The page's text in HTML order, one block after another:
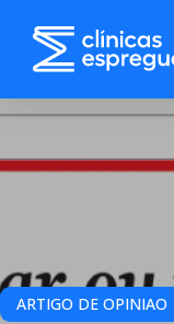
ARTIGO DE OPINIAO